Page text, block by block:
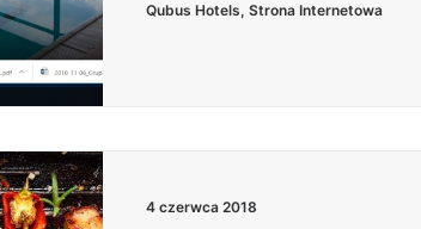
Qubus Hotels, Strona Internetowa
4 czerwca 2018